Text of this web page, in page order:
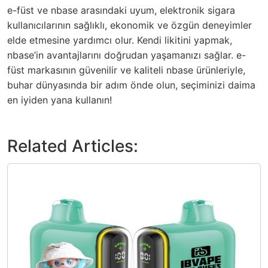
e-füst ve nbase arasındaki uyum, elektronik sigara
kullanıcılarının sağlıklı, ekonomik ve özgün deneyimler
elde etmesine yardımcı olur. Kendi likitini yapmak,
nbase’in avantajlarını doğrudan yaşamanızı sağlar. e-
füst markasının güvenilir ve kaliteli nbase ürünleriyle,
buhar dünyasında bir adım önde olun, seçiminizi daima
en iyiden yana kullanın!
Related Articles: